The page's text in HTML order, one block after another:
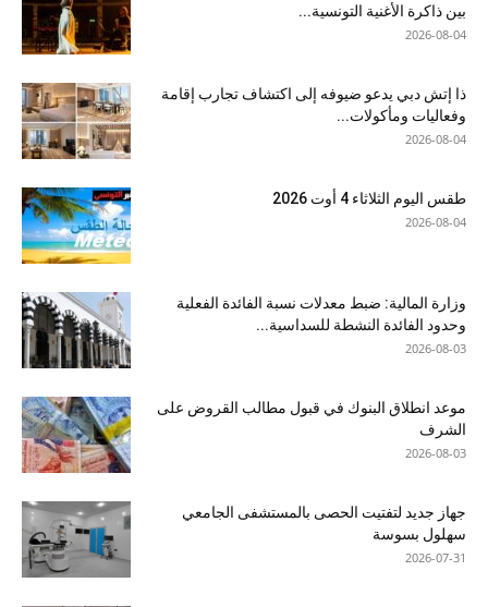
بين ذاكرة الأغنية التونسية...
2026-08-04
ذا إتش دبي يدعو ضيوفه إلى اكتشاف تجارب إقامة
وفعاليات ومأكولات...
2026-08-04
طقس اليوم الثلاثاء 4 أوت 2026
2026-08-04
وزارة المالية: ضبط معدلات نسبة الفائدة الفعلية
وحدود الفائدة النشطة للسداسية...
2026-08-03
موعد انطلاق البنوك في قبول مطالب القروض على
الشرف
2026-08-03
جهاز جديد لتفتيت الحصى بالمستشفى الجامعي
سهلول بسوسة
2026-07-31